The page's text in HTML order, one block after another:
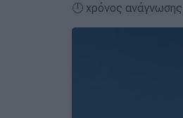
🕛 χρόνος